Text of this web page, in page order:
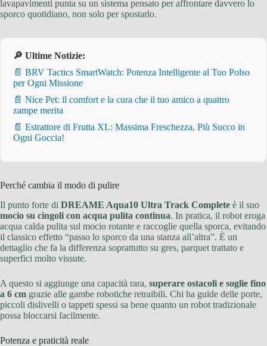
lavapavimenti punta su un sistema pensato per affrontare davvero lo
sporco quotidiano, non solo per spostarlo.
🔎 Ultime Notizie:
📄 BRV Tactics SmartWatch: Potenza Intelligente al Tuo Polso
per Ogni Missione
📄 Nice Pet: il comfort e la cura che il tuo amico a quattro
zampe merita
📄 Estrattore di Frutta XL: Massima Freschezza, Più Succo in
Ogni Goccia!
Perché cambia il modo di pulire
Il punto forte di DREAME Aqua10 Ultra Track Complete è il suo
mocio su cingoli con acqua pulita continua. In pratica, il robot eroga
acqua calda pulita sul mocio rotante e raccoglie quella sporca, evitando
il classico effetto “passo lo sporco da una stanza all’altra”. È un
dettaglio che fa la differenza soprattutto su gres, parquet trattato e
superfici molto vissute.
A questo si aggiunge una capacità rara, superare ostacoli e soglie fino
a 6 cm grazie alle gambe robotiche retraibili. Chi ha guide delle porte,
piccoli dislivelli o tappeti spessi sa bene quanto un robot tradizionale
possa bloccarsi facilmente.
Potenza e praticità reale